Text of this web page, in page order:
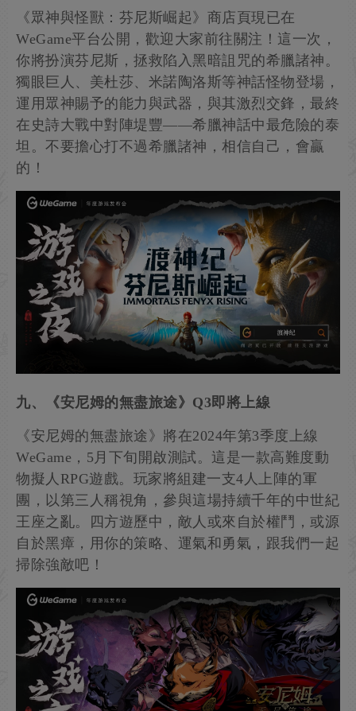
《眾神與怪獸：芬尼斯崛起》商店頁現已在
WeGame平台公開，歡迎大家前往關注！這一次，
你將扮演芬尼斯，拯救陷入黑暗詛咒的希臘諸神。
獨眼巨人、美杜莎、米諾陶洛斯等神話怪物登場，
運用眾神賜予的能力與武器，與其激烈交鋒，最終
在史詩大戰中對陣堤豐——希臘神話中最危險的泰
坦。不要擔心打不過希臘諸神，相信自己，會贏
的！
九、《安尼姆的無盡旅途》Q3即將上線
《安尼姆的無盡旅途》將在2024年第3季度上線
WeGame，5月下旬開啟測試。這是一款高難度動
物擬人RPG遊戲。玩家將組建一支4人上陣的軍
團，以第三人稱視角，參與這場持續千年的中世紀
王座之亂。四方遊歷中，敵人或來自於權鬥，或源
自於黑瘴，用你的策略、運氣和勇氣，跟我們一起
掃除強敵吧！